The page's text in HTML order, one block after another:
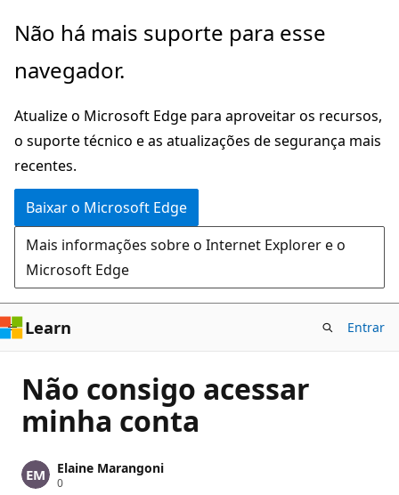
Pular
o
principal
Não há mais suporte para esse
navegador.
Atualize o Microsoft Edge para aproveitar os recursos,
o suporte técnico e as atualizações de segurança mais
recentes.
Baixar o Microsoft Edge
Mais informações sobre o Internet Explorer e o
Microsoft Edge
Learn Entrar
Não consigo acessar
minha conta
Elaine Marangoni
0P